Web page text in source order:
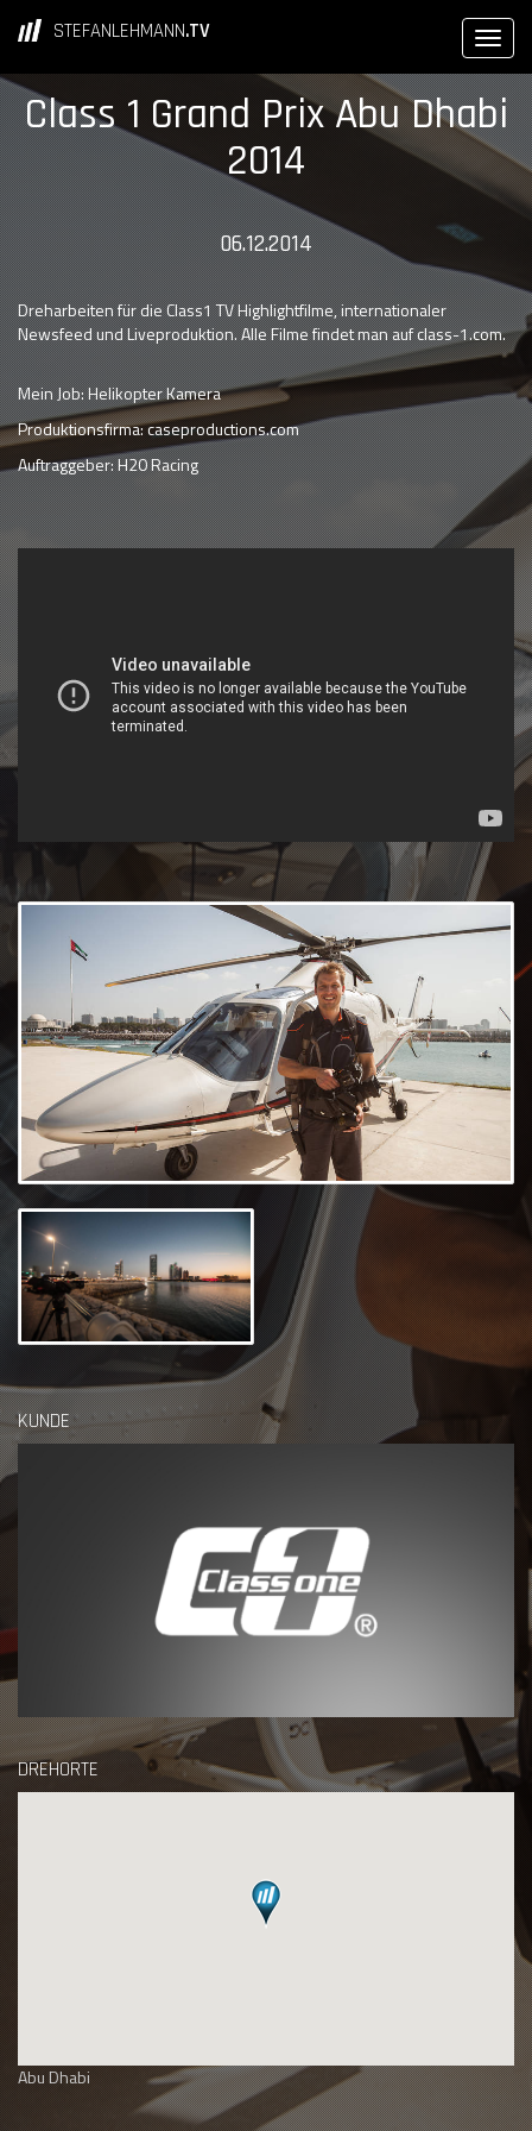
STEFANLEHMANN.TV
Class 1 Grand Prix Abu Dhabi
2014
06.12.2014
Dreharbeiten für die Class1 TV Highlightfilme, internationaler
Newsfeed und Liveproduktion. Alle Filme findet man auf class-1.com.
Mein Job: Helikopter Kamera
Produktionsfirma: caseproductions.com
Auftraggeber: H20 Racing
KUNDE
DREHORTE
Abu Dhabi